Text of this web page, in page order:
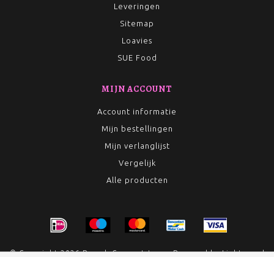
Leveringen
Sitemap
Loavies
SUE Food
MIJN ACCOUNT
Account informatie
Mijn bestellingen
Mijn verlanglijst
Vergelijk
Alle producten
© Copyright 2026 Rumah Conceptstore - Powered byLightspeed